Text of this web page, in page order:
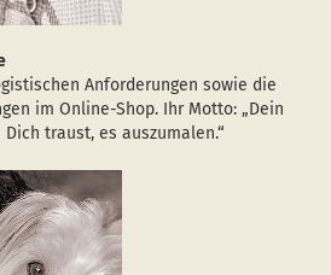
Anforderungen sowie die
im Online-Shop. Ihr Motto: „Dein
traust, es auszumalen.“